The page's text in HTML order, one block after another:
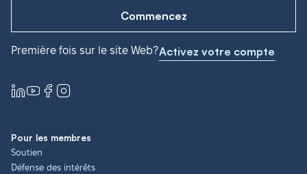
Commencez
Première fois sur le site Web?Activez votre compte
Pour les membres
Soutien
Défense des intérêts